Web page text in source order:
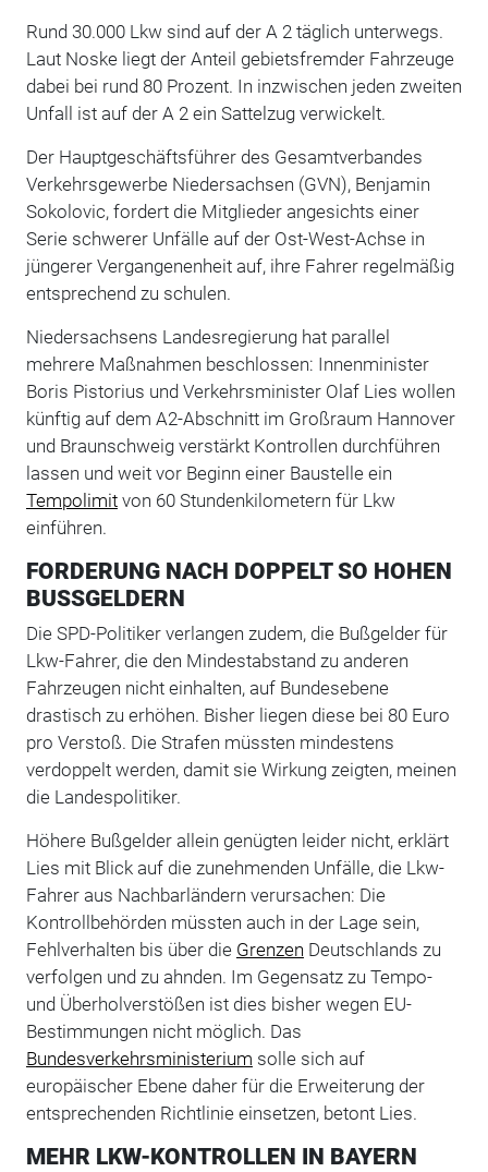
Rund 30.000 Lkw sind auf der A 2 täglich unterwegs.
Laut Noske liegt der Anteil gebietsfremder Fahrzeuge
dabei bei rund 80 Prozent. In inzwischen jeden zweiten
Unfall ist auf der A 2 ein Sattelzug verwickelt.
Der Hauptgeschäftsführer des Gesamtverbandes
Verkehrsgewerbe Niedersachsen (GVN), Benjamin
Sokolovic, fordert die Mitglieder angesichts einer
Serie schwerer Unfälle auf der Ost-West-Achse in
jüngerer Vergangenenheit auf, ihre Fahrer regelmäßig
entsprechend zu schulen.
Niedersachsens Landesregierung hat parallel
mehrere Maßnahmen beschlossen: Innenminister
Boris Pistorius und Verkehrsminister Olaf Lies wollen
künftig auf dem A2-Abschnitt im Großraum Hannover
und Braunschweig verstärkt Kontrollen durchführen
lassen und weit vor Beginn einer Baustelle ein
Tempolimitvon 60 Stundenkilometern für Lkw
einführen.
FORDERUNG NACH DOPPELT SO HOHEN
BUSSGELDERN
Die SPD-Politiker verlangen zudem, die Bußgelder für
Lkw-Fahrer, die den Mindestabstand zu anderen
Fahrzeugen nicht einhalten, auf Bundesebene
drastisch zu erhöhen. Bisher liegen diese bei 80 Euro
pro Verstoß. Die Strafen müssten mindestens
verdoppelt werden, damit sie Wirkung zeigten, meinen
die Landespolitiker.
Höhere Bußgelder allein genügten leider nicht, erklärt
Lies mit Blick auf die zunehmenden Unfälle, die Lkw-
Fahrer aus Nachbarländern verursachen: Die
Kontrollbehörden müssten auch in der Lage sein,
Fehlverhalten bis über die Grenzen Deutschlands zu
verfolgen und zu ahnden. Im Gegensatz zu Tempo-
und Überholverstößen ist dies bisher wegen EU-
Bestimmungen nicht möglich. Das
Bundesverkehrsministerium solle sich auf
europäischer Ebene daher für die Erweiterung der
entsprechenden Richtlinie einsetzen, betont Lies.
MEHR LKW-KONTROLLEN IN BAYERN